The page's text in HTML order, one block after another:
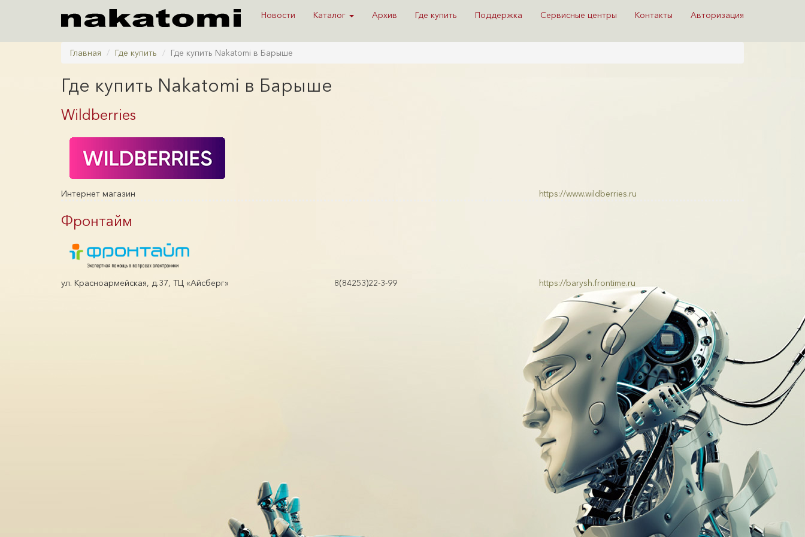
Новости Каталог Архив Где купить Поддержка Сервисные центры Контакты Авторизация
Главная Где купить Где купить Nakatomi в Барыше
Где купить Nakatomi в Барыше
Wildberries
Интернет магазин https://www.wildberries.ru
Фронтайм
ул. Красноармейская, д.37, ТЦ «Айсберг» 8(84253)22-3-99 https://barysh.frontime.ru